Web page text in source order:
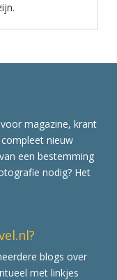
magazine, krant
nieuw
een bestemming
nodig? Het
blogs over
met linkjes